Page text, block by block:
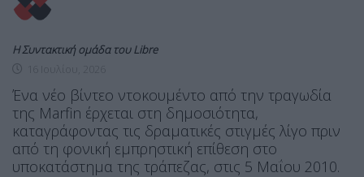
Η Συντακτική ομάδα του Libre
Ένα νέο βίντεο ντοκουμέντο από την τραγωδία
της Marfin έρχεται στη δημοσιότητα,
καταγράφοντας τις δραματικές στιγμές λίγο πριν
από τη φονική εμπρηστική επίθεση στο
υποκατάστημα της τράπεζας, στις 5 Μαΐου 2010.